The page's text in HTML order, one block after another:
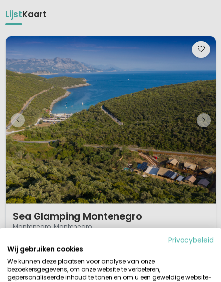
Actieve vakantiegangers kunnen wandelen, klimmen en
raften op vele verschillende plekken, zoals de
hetDurmitor park.
LijstKaart
Sea Glamping Montenegro
Montenegro, Montenegro
Aan zee
Glamping paradijs in Montenegro
Op 250 meter van strand
Restaurant/snackbar op vakantiecomplex
Zwembad
Privacybeleid
Wij gebruiken cookies
We kunnen deze plaatsen voor analyse van onze
bezoekersgegevens, om onze website te verbeteren,
gepersonaliseerde inhoud te tonen en om u een geweldige website-